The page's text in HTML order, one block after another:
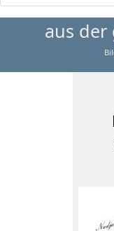
aus der